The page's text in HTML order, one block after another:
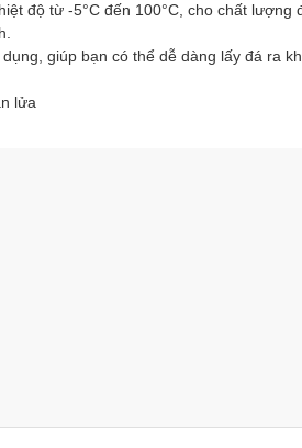
độ từ -5°C đến 100°C, cho chất
giúp bạn có thể dễ dàng lấy đá ra
lửa